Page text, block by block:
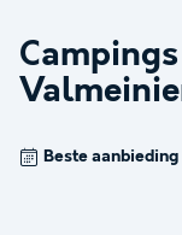
Beste aanbieding